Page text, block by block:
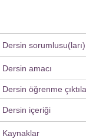
Dersin sorumlusu(ları)
Dersin amacı
Dersin öğrenme
Dersin içeriği
Kaynaklar